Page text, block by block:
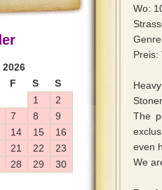
Wo:
Preis:
The
even
We
F S S
1
2
7 8
9
14 15
16
21 22
23
28 29
30